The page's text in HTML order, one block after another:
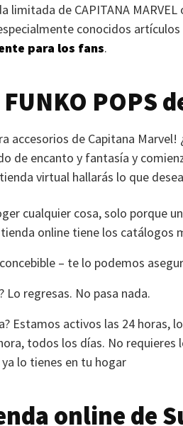
limitada de CAPITANA MARVEL
conocidos artículos
para los fans.
FUNKO POPS
accesorios de Capitana Marvel!
de encanto y fantasía y
virtual hallarás lo que
cualquier cosa, solo porque
online tiene los catálogos
– te lo podemos
Lo regresas. No pasa nada.
Estamos activos las 24 horas,
todos los días. No
lo tienes en tu hogar
online de